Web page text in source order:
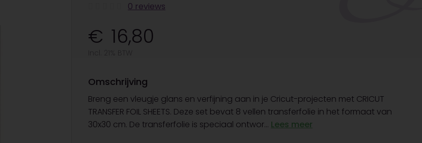
0 reviews
16,80
Omschrijving
Breng een vleugje glans en verfijning aan in je Cricut-projecten met CRICUT
TRANSFER FOIL SHEETS. Deze set bevat 8 vellen transferfolie in het formaat van
30x30 cm. De transferfolie is speciaal ontwor... Lees meer